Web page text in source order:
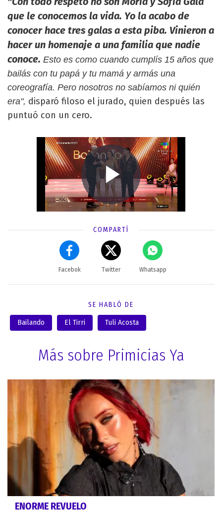
que le conocemos la vida. Yo la acabo de
conocer hace tres galas a esta piba. Vinieron a
hacer un homenaje a una familia que nadie
conoce. Esto es como cuando cumplís 15 años que
bailás con tu papá y tu mamá y armás una
coreografía. Pero nosotros no sabíamos ni quién
era", disparó filoso el jurado, quien después las
puntuó con un cero.
COMPARTÍ
Facebok Twitter Whatsapp
SE HABLÓ DE
Bailando El Tirri Tuli Acosta
Más sobre Primicias Ya
ENORME REVUELO